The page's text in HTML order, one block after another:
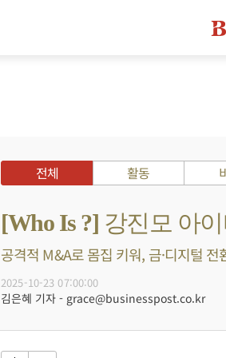
전체 활동
[Who Is ?] 강진모 아
공격적 M&A로 몸집 키워, 금·디지털
2025-10-23 07:00:00
김은혜 기자 - grace@businesspost.co.kr